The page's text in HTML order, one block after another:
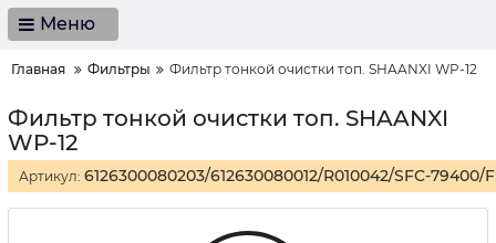
Меню
Главная Фильтры Фильтр тонкой очистки топ. SHAANXI WP-12
Фильтр тонкой очистки топ. SHAANXI
WP-12
Артикул: 6126300080203/612630080012/R010042/SFC-79400/